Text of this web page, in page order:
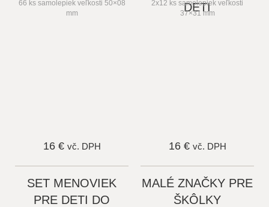
66 ks samolepiek veľkosti 50×08
mm
16 € vč. DPH
DETI
2x12 ks samolepiek veľkosti
37×31 mm
16 € vč. DPH
SET MENOVIEK
PRE DETI DO
MALÉ ZNAČKY PRE
ŠKÔLKY